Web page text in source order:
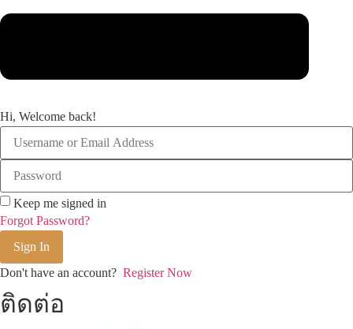
Hi, Welcome back!
Keep me signed in
Forgot Password?
Sign In
Don't have an account? Register Now
ติดต่อ